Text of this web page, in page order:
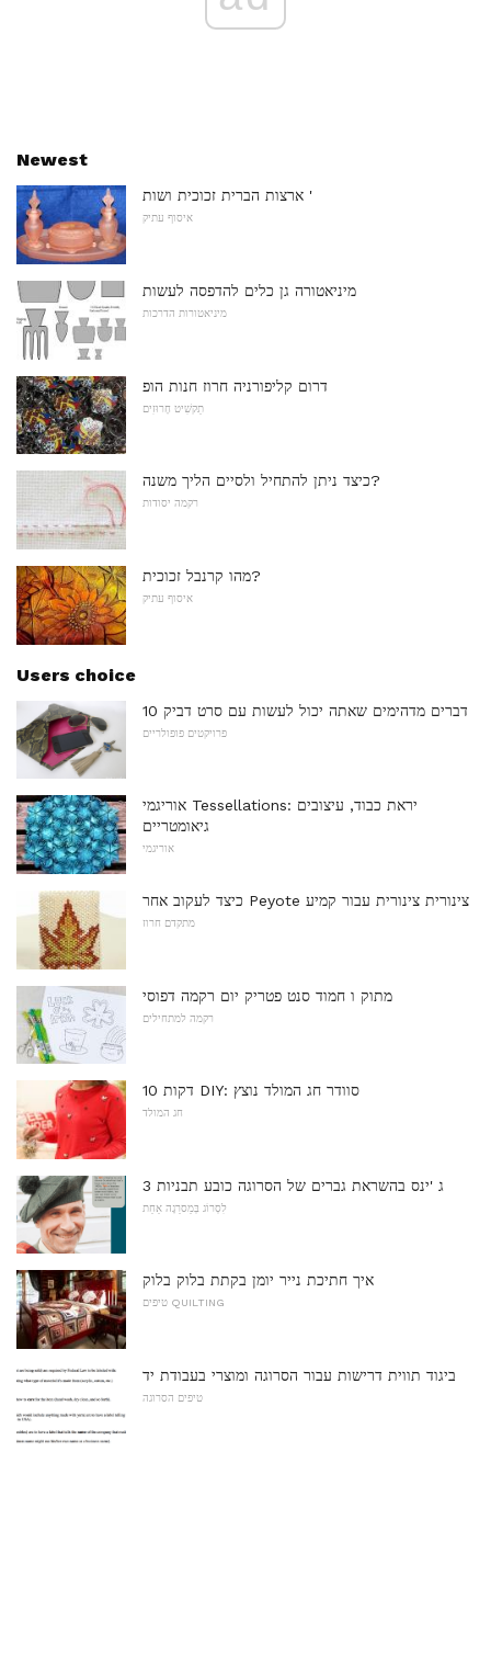
Newest
ארצות הברית זכוכית ושות '
איסוף עתיק
מיניאטורה גן כלים להדפסה לעשות
מיניאטורות הדרכות
דרום קליפורניה חרוז חנות הופ
תַקשִׁיט חָרוּזִים
כיצד ניתן להתחיל ולסיים הליך משנה?
רקמה יסודות
מהו קרנבל זכוכית?
איסוף עתיק
Users choice
10 דברים מדהימים שאתה יכול לעשות עם סרט דביק
פרויקטים פופולריים
אוריגמי Tessellations: יראת כבוד, עיצובים
גיאומטריים
אוריגמי
כיצד לעקוב אחר Peyote צינורית צינורית עבור קמיע
מתקדם חרוז
מתוק ו חמוד סנט פטריק יום רקמה דפוסי
רקמה למתחילים
10 דקות DIY: סוודר חג המולד נוצץ
חג המולד
3 ג 'ינס בהשראת גברים של הסרוגה כובע תבניות
לִסְרוֹג בְּמַסרֵגָה אַחַת
איך חתיכת נייר יומן בקתת בלוק בלוק
טיפים QUILTING
ביגוד תווית דרישות עבור הסרוגה ומוצרי בעבודת יד
טיפים הסרוגה